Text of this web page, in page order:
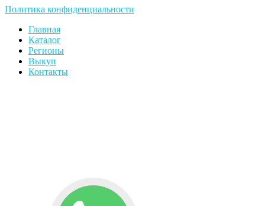
Политика конфиденциальности
Главная
Каталог
Регионы
Выкуп
Контакты